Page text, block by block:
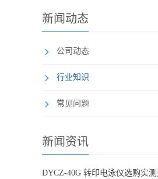
新闻动态
公司动态
行业知识
常见问题
新闻资讯